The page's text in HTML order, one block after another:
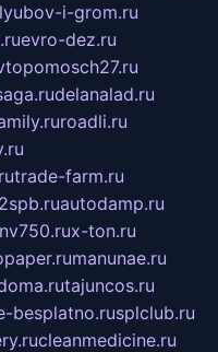
i-grom.ru
evro-dez.ru
delanalad.ru
roadli.ru
trade-farm.ru
autodamp.ru
nv750.rux-ton.ru
manunae.ru
tajuncos.ru
besplatno.rusplclub.ru
cleanmedicine.ru